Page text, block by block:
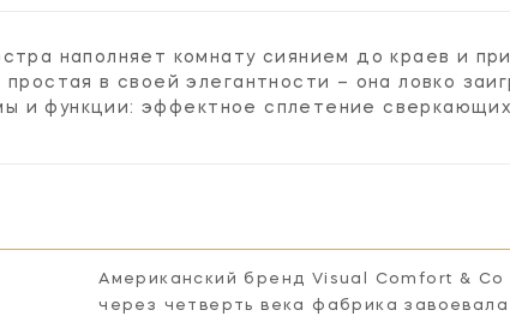
наполняет комнату сиянием до краев и
в своей элегантности – она ловко
и функции: эффектное сплетение сверкающих
Американский бренд Visual Comfort &
через четверть века фабрика